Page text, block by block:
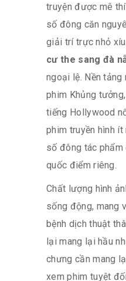
truyện được mê
số đông căn
giải trí trực nhỏ
cư the sang đà
ngoại lệ. Nền
phim Khủng
tiếng Hollywood
phim truyền hình ít
số đông tác phẩm
quốc điểm riêng.
Chất lượng hình
sống động, mang
bệnh dịch thuật
lại mang lại hầu
chưng cần mang
xem phim tuyệt